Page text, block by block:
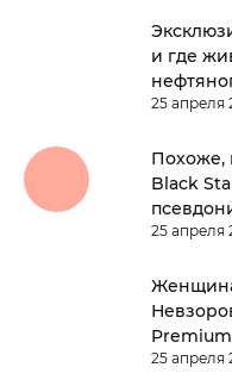
и где
25 апреля
Похоже,
Black
25 апреля
25 апреля